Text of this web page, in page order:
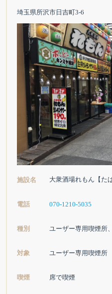
埼玉県所沢市日吉町3-6
施設名 大衆酒場れもん【た
電話 070-1210-5035
種別 ユーザー専用喫煙所
対象 ユーザー専用喫煙所
喫煙 席で喫煙